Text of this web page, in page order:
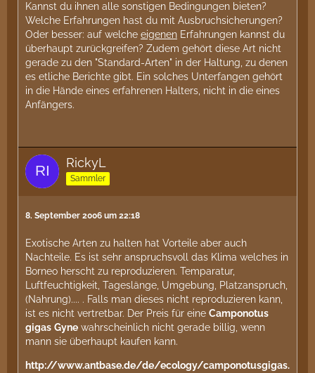
Kannst du ihnen alle sonstigen Bedingungen bieten?
Welche Erfahrungen hast du mit Ausbruchsicherungen?
Oder besser: auf welche eigenen Erfahrungen kannst du
überhaupt zurückgreifen? Zudem gehört diese Art nicht
gerade zu den "Standard-Arten" in der Haltung, zu denen
es etliche Berichte gibt. Ein solches Unterfangen gehört
in die Hände eines erfahrenen Halters, nicht in die eines
Anfängers.
RickyL
Sammler
8. September 2006 um 22:18
Exotische Arten zu halten hat Vorteile aber auch
Nachteile. Es ist sehr anspruchsvoll das Klima welches in
Borneo herscht zu reproduzieren. Temparatur,
Luftfeuchtigkeit, Tageslänge, Umgebung, Platzanspruch,
(Nahrung).... . Falls man dieses nicht reproduzieren kann,
ist es nicht vertretbar. Der Preis für eine Camponotus
gigas Gyne wahrscheinlich nicht gerade billig, wenn
mann sie überhaupt kaufen kann.
http://www.antbase.de/de/ecology/camponotusgigas.